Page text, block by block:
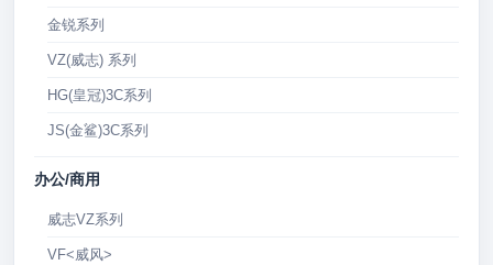
金锐系列
VZ(威志) 系列
HG(皇冠)3C系列
JS(金鲨)3C系列
办公/商用
威志VZ系列
VF<威风>